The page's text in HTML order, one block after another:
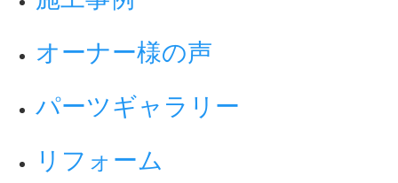
オーナー様の声
パーツギャラリー
リフォーム